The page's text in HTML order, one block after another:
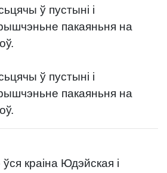
ў пустыні і
пакаяньня на
ў пустыні і
пакаяньня на
ўся краіна Юдэйская і